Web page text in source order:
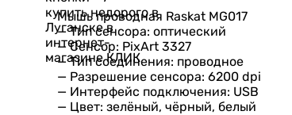
Мышь проводная Raskat MG017
— Тип сенсора: оптический
— Сенсор: PixArt 3327
— Тип соединения: проводное
— Разрешение сенсора: 6200 dpi
— Интерфейс подключения: USB
— Цвет: зелёный, чёрный, белый